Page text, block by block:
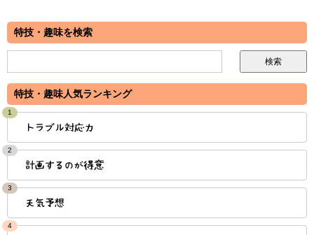
特技・趣味を検索
特技・趣味人気ランキング
1
トラブル対応力
2
計画するのが得意
3
天気予想
4